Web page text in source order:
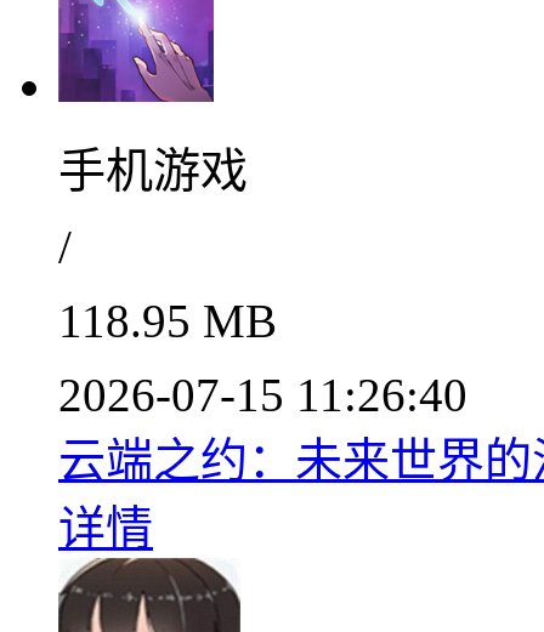
手机游戏
/
118.95 MB
2026-07-15 11:26:40
云端之约：未来世界
详情